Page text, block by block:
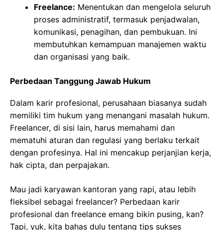
Freelance: Menentukan dan mengelola seluruh
proses administratif, termasuk penjadwalan,
komunikasi, penagihan, dan pembukuan. Ini
membutuhkan kemampuan manajemen waktu
dan organisasi yang baik.
Perbedaan Tanggung Jawab Hukum
Dalam karir profesional, perusahaan biasanya sudah
memiliki tim hukum yang menangani masalah hukum.
Freelancer, di sisi lain, harus memahami dan
mematuhi aturan dan regulasi yang berlaku terkait
dengan profesinya. Hal ini mencakup perjanjian kerja,
hak cipta, dan perpajakan.
Mau jadi karyawan kantoran yang rapi, atau lebih
fleksibel sebagai freelancer? Perbedaan karir
profesional dan freelance emang bikin pusing, kan?
Tapi, yuk, kita bahas dulu tentang tips sukses